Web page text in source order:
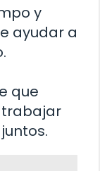
y
ayudar a
que
trabajar